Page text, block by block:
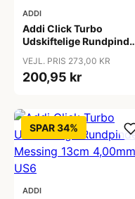
ADDI
Addi Click Turbo
Udskiftelige Rundpinde
VEJL. PRIS 273,00 KR
200,95 kr
SPAR 34%
ADDI